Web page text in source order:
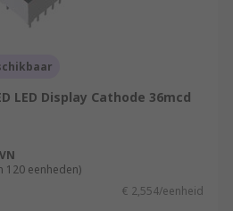
LED Display Cathode 36mcd
120 eenheden)
€ 2,554/eenheid